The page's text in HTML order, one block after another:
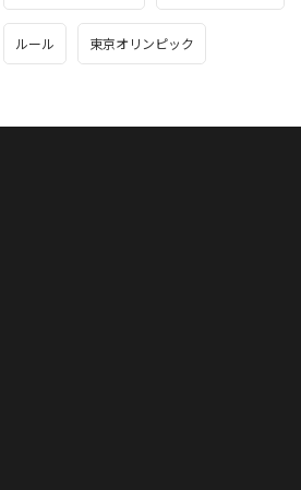
ルール 東京オリンピック